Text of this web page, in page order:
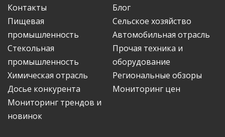
Контакты
Блог
Пищевая
промышленность
Сельское хозяйство
Автомобильная отрасль
Стекольная
промышленность
Прочая техника и
оборудование
Химическая отрасль
Региональные обзоры
Досье конкурента
Мониторинг цен
Мониторинг трендов и
новинок